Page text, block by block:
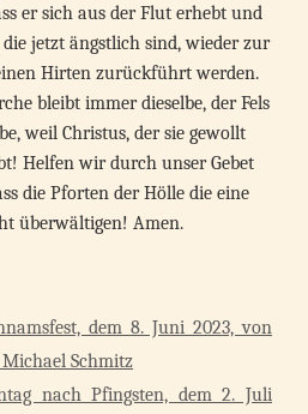
er sich aus der Flut erhebt und
jetzt ängstlich sind, wieder zur
Hirten zurückführt werden.
bleibt immer dieselbe, der Fels
weil Christus, der sie gewollt
Helfen wir durch unser Gebet
die Pforten der Hölle die eine
überwältigen! Amen.
dem 8. Juni 2023, von
Michael Schmitz
nach Pfingsten, dem 2. Juli